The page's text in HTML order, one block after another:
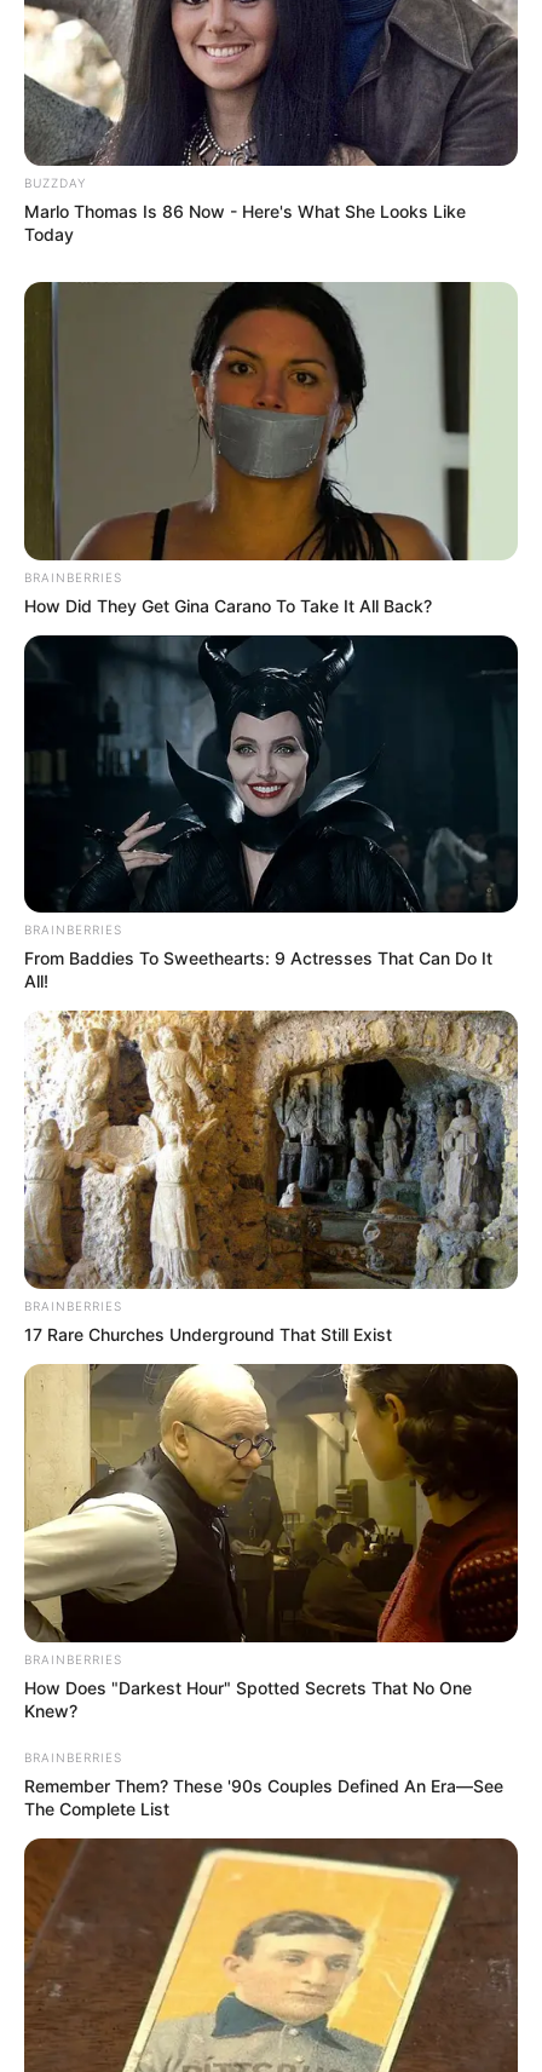
BUZZDAY
Marlo Thomas Is 86 Now - Here's What She Looks Like
Today
BRAINBERRIES
How Did They Get Gina Carano To Take It All Back?
BRAINBERRIES
From Baddies To Sweethearts: 9 Actresses That Can Do It
All!
BRAINBERRIES
17 Rare Churches Underground That Still Exist
BRAINBERRIES
How Does "Darkest Hour" Spotted Secrets That No One
Knew?
BRAINBERRIES
Remember Them? These '90s Couples Defined An Era—See
The Complete List